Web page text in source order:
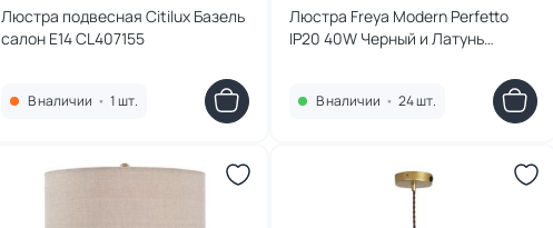
Люстра подвесная Citilux Базель
салон E14 CL407155
В наличии • 1 шт.
Люстра Freya Modern Perfetto
IP20 40W Черный и Латунь
В наличии • 24 шт.